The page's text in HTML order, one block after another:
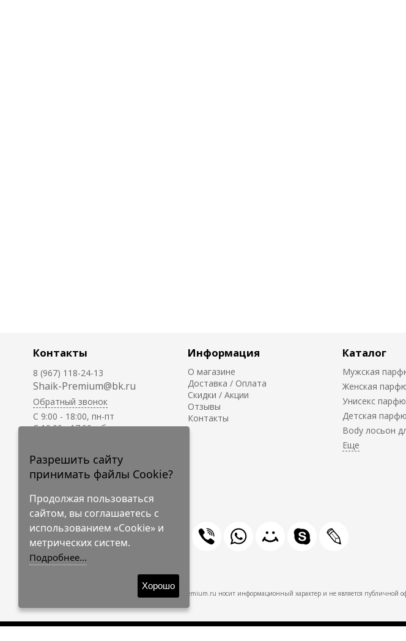
Контакты
8 (967) 118-24-13
Shaik-Premium@bk.ru
Обратный звонок
C 9:00 - 18:00, пн-пт
С 10:00 - 17:00, сб-вс
Информация
О магазине
Доставка / Оплата
Скидки / Акции
Отзывы
Контакты
Каталог
Мужская
Женская
Унисекс
Детская
Body лосьон
© 2009-2026 Shaik-Premium
Shaik-Premium.ru носит информационный характер и не является публичной
Разрешить сайту
принимать файлы Cookie?
Продолжая пользоваться
сайтом, вы соглашаетесь с
использованием «Cookie» и
метрических систем.
Подробнее...
Хорошо